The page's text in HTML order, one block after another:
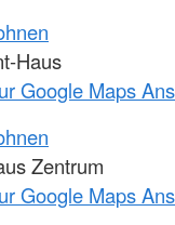
Haus
Google Maps
Zentrum
Google Maps